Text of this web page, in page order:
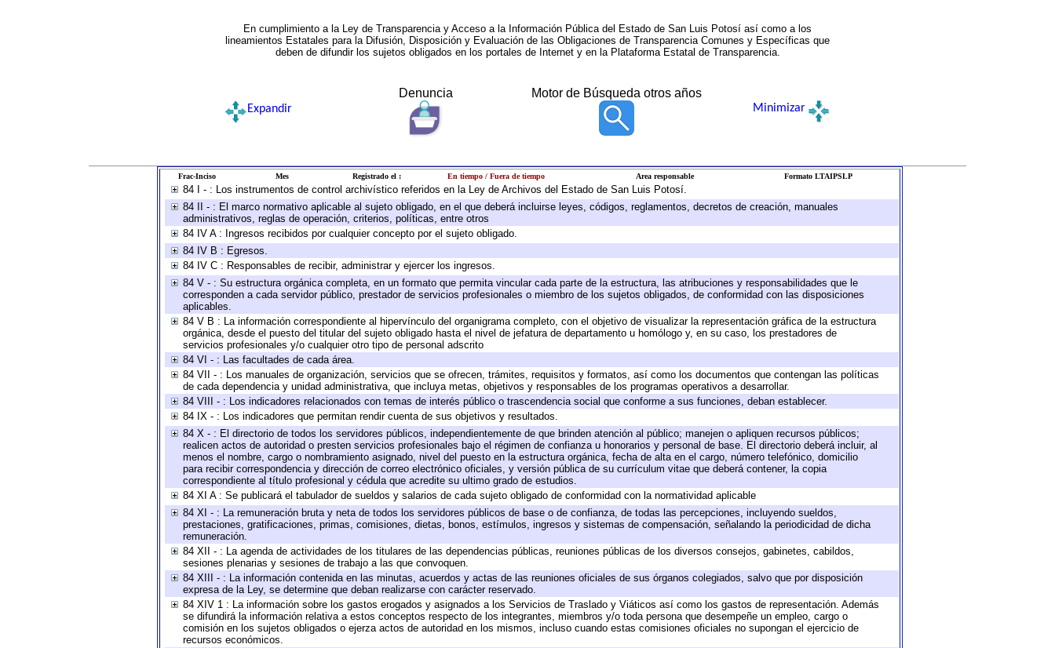
En cumplimiento a la Ley de Transparencia y Acceso a la Información Pública del Estado de San Luis Potosí así como a los
lineamientos Estatales para la Difusión, Disposición y Evaluación de las Obligaciones de Transparencia Comunes y Específicas que
deben de difundir los sujetos obligados en los portales de Internet y en la Plataforma Estatal de Transparencia.
Denuncia Motor de Búsqueda otros años
Expandir Minimizar
Frac-Inciso Mes Registrado el : En tiempo / Fuera de tiempo Area responsable Formato LTAIPSLP
84 I - : Los instrumentos de control archivístico referidos en la Ley de Archivos del Estado de San Luis Potosí.
84 II - : El marco normativo aplicable al sujeto obligado, en el que deberá incluirse leyes, códigos, reglamentos, decretos de creación, manuales
administrativos, reglas de operación, criterios, políticas, entre otros
84 IV A : Ingresos recibidos por cualquier concepto por el sujeto obligado.
84 IV B : Egresos.
84 IV C : Responsables de recibir, administrar y ejercer los ingresos.
84 V - : Su estructura orgánica completa, en un formato que permita vincular cada parte de la estructura, las atribuciones y responsabilidades que le
corresponden a cada servidor público, prestador de servicios profesionales o miembro de los sujetos obligados, de conformidad con las disposiciones
aplicables.
84 V B : La información correspondiente al hipervínculo del organigrama completo, con el objetivo de visualizar la representación gráfica de la estructura
orgánica, desde el puesto del titular del sujeto obligado hasta el nivel de jefatura de departamento u homólogo y, en su caso, los prestadores de
servicios profesionales y/o cualquier otro tipo de personal adscrito
84 VI - : Las facultades de cada área.
84 VII - : Los manuales de organización, servicios que se ofrecen, trámites, requisitos y formatos, así como los documentos que contengan las políticas
de cada dependencia y unidad administrativa, que incluya metas, objetivos y responsables de los programas operativos a desarrollar.
84 VIII - : Los indicadores relacionados con temas de interés público o trascendencia social que conforme a sus funciones, deban establecer.
84 IX - : Los indicadores que permitan rendir cuenta de sus objetivos y resultados.
84 X - : El directorio de todos los servidores públicos, independientemente de que brinden atención al público; manejen o apliquen recursos públicos;
realicen actos de autoridad o presten servicios profesionales bajo el régimen de confianza u honorarios y personal de base. El directorio deberá incluir, al
menos el nombre, cargo o nombramiento asignado, nivel del puesto en la estructura orgánica, fecha de alta en el cargo, número telefónico, domicilio
para recibir correspondencia y dirección de correo electrónico oficiales, y versión pública de su currículum vitae que deberá contener, la copia
correspondiente al título profesional y cédula que acredite su ultimo grado de estudios.
84 XI A : Se publicará el tabulador de sueldos y salarios de cada sujeto obligado de conformidad con la normatividad aplicable
84 XI - : La remuneración bruta y neta de todos los servidores públicos de base o de confianza, de todas las percepciones, incluyendo sueldos,
prestaciones, gratificaciones, primas, comisiones, dietas, bonos, estímulos, ingresos y sistemas de compensación, señalando la periodicidad de dicha
remuneración.
84 XII - : La agenda de actividades de los titulares de las dependencias públicas, reuniones públicas de los diversos consejos, gabinetes, cabildos,
sesiones plenarias y sesiones de trabajo a las que convoquen.
84 XIII - : La información contenida en las minutas, acuerdos y actas de las reuniones oficiales de sus órganos colegiados, salvo que por disposición
expresa de la Ley, se determine que deban realizarse con carácter reservado.
84 XIV 1 : La información sobre los gastos erogados y asignados a los Servicios de Traslado y Viáticos así como los gastos de representación. Además
se difundirá la información relativa a estos conceptos respecto de los integrantes, miembros y/o toda persona que desempeñe un empleo, cargo o
comisión en los sujetos obligados o ejerza actos de autoridad en los mismos, incluso cuando estas comisiones oficiales no supongan el ejercicio de
recursos económicos.